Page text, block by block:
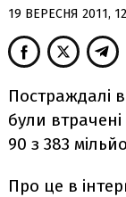
19 ВЕРЕСНЯ 2011,
Постраждалі
були втрачені
90 з 383
Про це в